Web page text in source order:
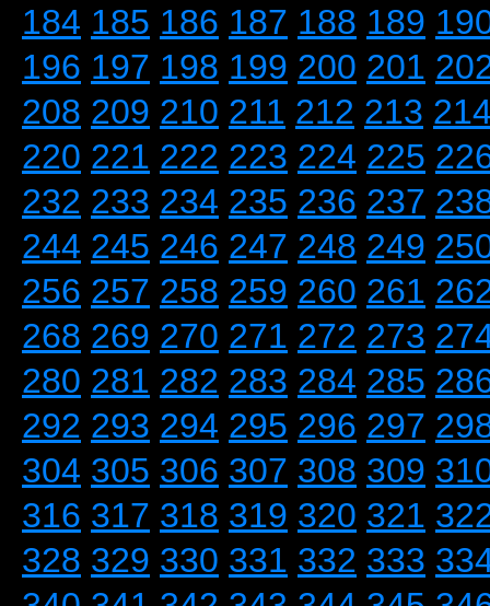
184 185 186 187 188 189
196 197 198 199 200 201
208 209 210 211 212 213
220 221 222 223 224 225
232 233 234 235 236 237
244 245 246 247 248 249
256 257 258 259 260 261
268 269 270 271 272 273
280 281 282 283 284 285
292 293 294 295 296 297
304 305 306 307 308 309
316 317 318 319 320 321
328 329 330 331 332 333